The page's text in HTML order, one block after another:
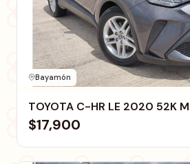
Bayamón
TOYOTA C-HR LE 2020 52K
$17,900